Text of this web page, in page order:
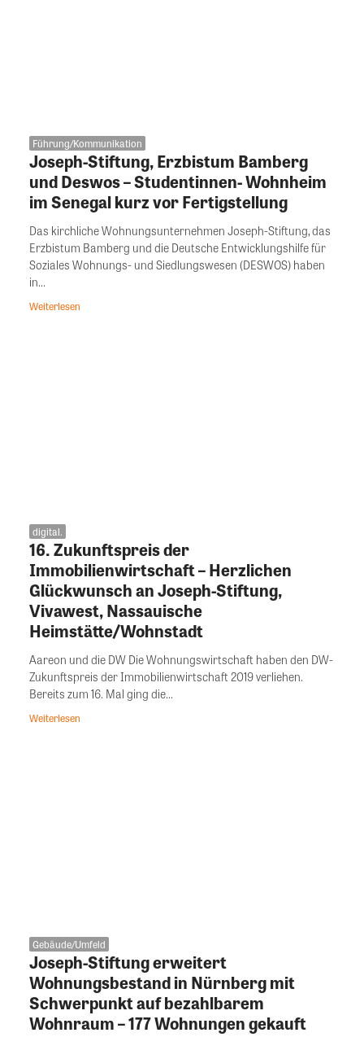
Führung/Kommunikation
Joseph-Stiftung, Erzbistum Bamberg
und Deswos – Studentinnen- Wohnheim
im Senegal kurz vor Fertigstellung
Das kirchliche Wohnungsunternehmen Joseph-Stiftung, das
Erzbistum Bamberg und die Deutsche Entwicklungshilfe für
Soziales Wohnungs- und Siedlungswesen (DESWOS) haben
in...
Weiterlesen
digital.
16. Zukunftspreis der
Immobilienwirtschaft – Herzlichen
Glückwunsch an Joseph-Stiftung,
Vivawest, Nassauische
Heimstätte/Wohnstadt
Aareon und die DW Die Wohnungswirtschaft haben den DW-
Zukunftspreis der Immobilienwirtschaft 2019 verliehen.
Bereits zum 16. Mal ging die...
Weiterlesen
Gebäude/Umfeld
Joseph-Stiftung erweitert
Wohnungsbestand in Nürnberg mit
Schwerpunkt auf bezahlbarem
Wohnraum – 177 Wohnungen gekauft